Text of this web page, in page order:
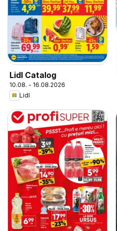
Lidl Catalog
10.08. - 16.08.2026
Lidl